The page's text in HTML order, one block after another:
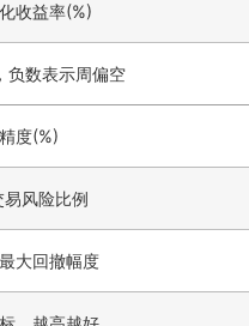
收益率(%)
负数表示周偏空
度(%)
风险比例
大回撤幅度